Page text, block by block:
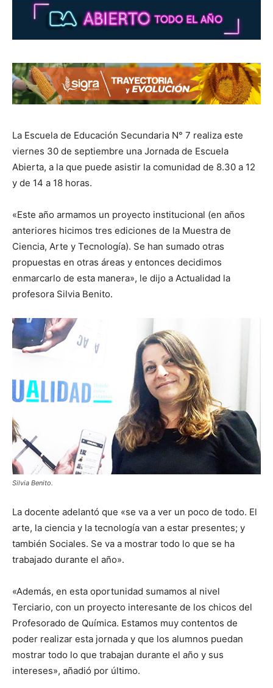
La Escuela de Educación Secundaria N° 7 realiza este
viernes 30 de septiembre una Jornada de Escuela
Abierta, a la que puede asistir la comunidad de 8.30 a 12
y de 14 a 18 horas.
«Este año armamos un proyecto institucional (en años
anteriores hicimos tres ediciones de la Muestra de
Ciencia, Arte y Tecnología). Se han sumado otras
propuestas en otras áreas y entonces decidimos
enmarcarlo de esta manera», le dijo a Actualidad la
profesora Silvia Benito.
Silvia Benito.
La docente adelantó que «se va a ver un poco de todo. El
arte, la ciencia y la tecnología van a estar presentes; y
también Sociales. Se va a mostrar todo lo que se ha
trabajado durante el año».
«Además, en esta oportunidad sumamos al nivel
Terciario, con un proyecto interesante de los chicos del
Profesorado de Química. Estamos muy contentos de
poder realizar esta jornada y que los alumnos puedan
mostrar todo lo que trabajan durante el año y sus
intereses», añadió por último.